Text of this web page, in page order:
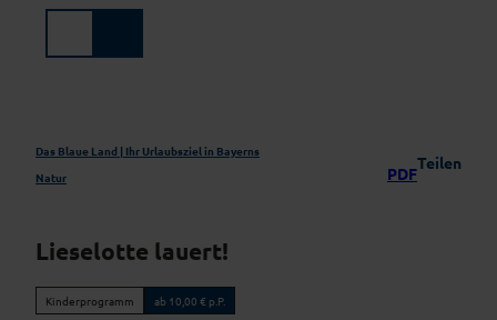
Das Blaue Land | Ihr Urlaubsziel in Bayerns
Natur
PDF
Teilen
Lieselotte lauert!
Kinderprogramm ab 10,00 € p.P.